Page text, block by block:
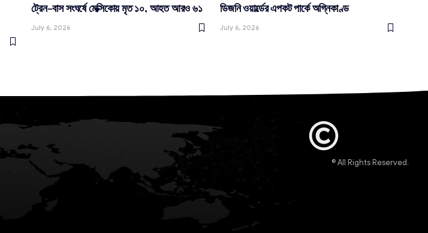
ট্রেন-বাস সংঘর্ষে মেক্সিকোয় মৃত ১০, আহত আরও ৬১
July 6, 2026
ডিজনি ওয়ার্ল্ডের এপকট পার্কে অগ্নিকাণ্ড
July 6, 2026
© All Rights Reserved.